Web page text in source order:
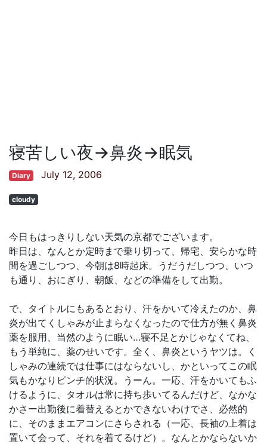
寝苦しい夜→鼻炎→眠気
Diary July 12, 2006
cloudy
今日もはっきりしない天気の京都でございます。
昨日は、なんとか定時まで乗り切って、帰宅、安らかな時
間を過ごしつつ、今朝は8時起床。うだうだしつつ、いつ
も通り、おにぎり、朝飯、などの準備をして出勤。
で、タイトルにもあるとおり、汗をかいて冷えたのか、鼻
炎が出てくしゃみが止まらなくなったので仕方が無く鼻炎
薬を服用、当然のように眠い…寝不足とかじゃなくてね、
もう単純に、薬のせいです。全く、鼻炎というヤツは。く
しゃみの連続では仕事にはならないし、かといってこの眠
気もかなりピンチ的状況。うーん。一応、汗をかいてもふ
けるように、タオルは常に持ち歩いてるんだけど、なかな
かさー出勤後に着替えるとかできないわけでさ、必然的
に、そのままエアコンにさらされる（一応、長袖の上着は
置いて会って、それを着てるけど）。なんとかならないか